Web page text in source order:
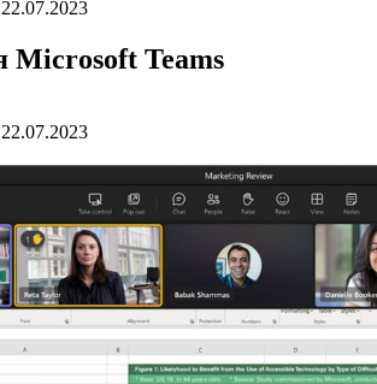
22.07.2023
Microsoft Teams
22.07.2023